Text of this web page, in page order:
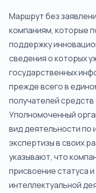
Маршрут без
компаниям, которые
поддержку
сведения о которых
государственных
прежде всего в
получателей
Уполномоченный
вид деятельности
экспертизы в своих
указывают, что
присвоение статуса
интеллектуальной